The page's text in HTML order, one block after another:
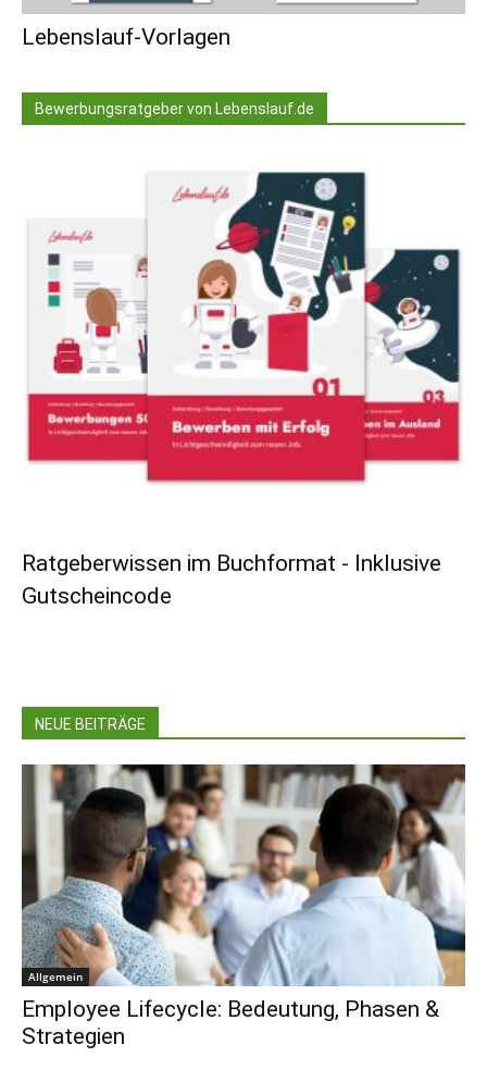
Lebenslauf-Vorlagen
Bewerbungsratgeber von Lebenslauf.de
Ratgeberwissen im Buchformat - Inklusive
Gutscheincode
NEUE BEITRÄGE
Allgemein
Employee Lifecycle: Bedeutung, Phasen &
Strategien